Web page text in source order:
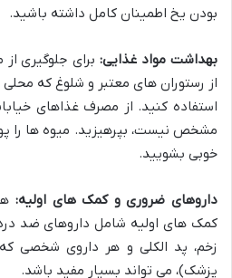
بودن یخ اطمینان کامل داشته باشید.
بهداشت مواد غذایی:برای جلوگیری
از رستوران های معتبر و شلوغ که محلی
استفاده کنید. از مصرف غذاهای
مشخص نیست، بپرهیزید. میوه ها را
خوبی بشویید.
داروهای ضروری و کمک های اولیه:
کمک های اولیه شامل داروهای ضد
زخم، پد الکلی و هر داروی شخصی
پزشک)، می تواند بسیار مفید باشد.